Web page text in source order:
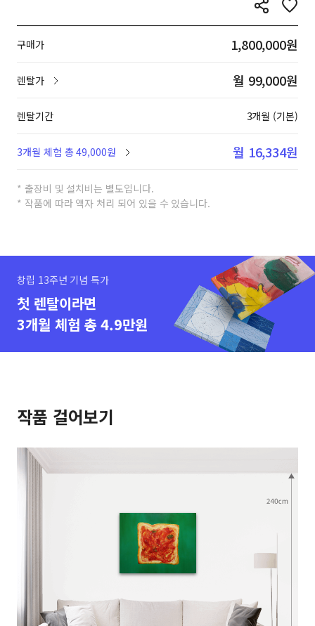
구매가 1,800,000원
렌탈가 월 99,000원
렌탈기간 3개월 (기본)
3개월 체험 총 49,000원 월 16,334원
* 출장비 및 설치비는 별도입니다.
* 작품에 따라 액자 처리 되어 있을 수 있습니다.
창립 13주년 기념 특가
첫 렌탈이라면
3개월 체험 총 4.9만원
작품 걸어보기